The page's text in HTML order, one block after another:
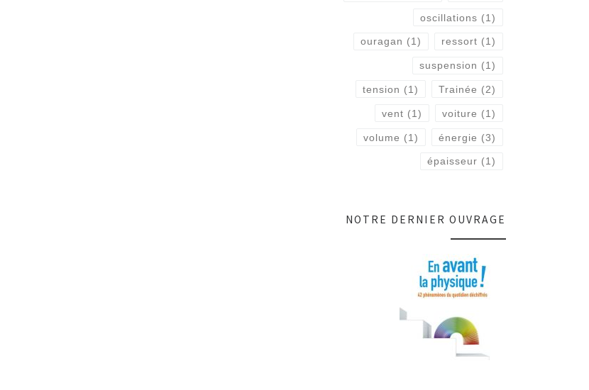
oscillations (1)
ouragan (1) ressort (1)
suspension (1)
tension (1) Trainée (2)
vent (1) voiture (1)
volume (1) énergie (3)
épaisseur (1)
NOTRE DERNIER OUVRAGE